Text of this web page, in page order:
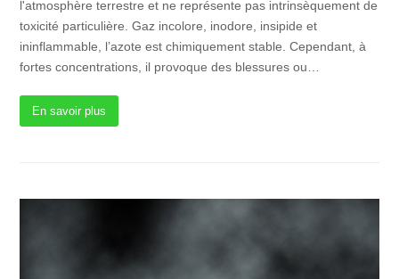
l'atmosphère terrestre et ne représente pas intrinsèquement de
toxicité particulière. Gaz incolore, inodore, insipide et
ininflammable, l’azote est chimiquement stable. Cependant, à
fortes concentrations, il provoque des blessures ou…
En savoir plus